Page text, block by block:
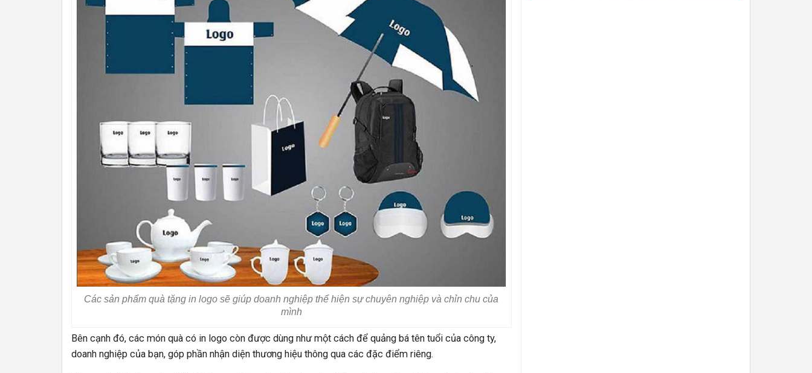
Các sản phẩm quà tặng in logo sẽ giúp doanh nghiệp thể hiện sự chuyên nghiệp và chỉn chu của
mình
Bên cạnh đó, các món quà có in logo còn được dùng như một cách để quảng bá tên tuổi của công ty,
doanh nghiệp của bạn, góp phần nhận diện thương hiệu thông qua các đặc điểm riêng.